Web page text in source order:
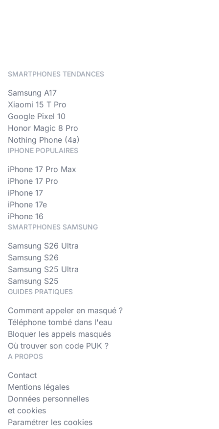
SMARTPHONES TENDANCES
Samsung A17
Xiaomi 15 T Pro
Google Pixel 10
Honor Magic 8 Pro
Nothing Phone (4a)
IPHONE POPULAIRES
iPhone 17 Pro Max
iPhone 17 Pro
iPhone 17
iPhone 17e
iPhone 16
SMARTPHONES SAMSUNG
Samsung S26 Ultra
Samsung S26
Samsung S25 Ultra
Samsung S25
GUIDES PRATIQUES
Comment appeler en masqué ?
Téléphone tombé dans l'eau
Bloquer les appels masqués
Où trouver son code PUK ?
A PROPOS
Contact
Mentions légales
Données personnelles
et cookies
Paramétrer les cookies